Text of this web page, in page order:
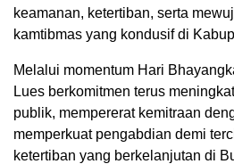
keamanan, ketertiban, serta
kamtibmas yang kondusif di
Melalui momentum Hari
Lues berkomitmen terus
publik, mempererat kemitraan
memperkuat pengabdian demi
ketertiban yang berkelanjutan di